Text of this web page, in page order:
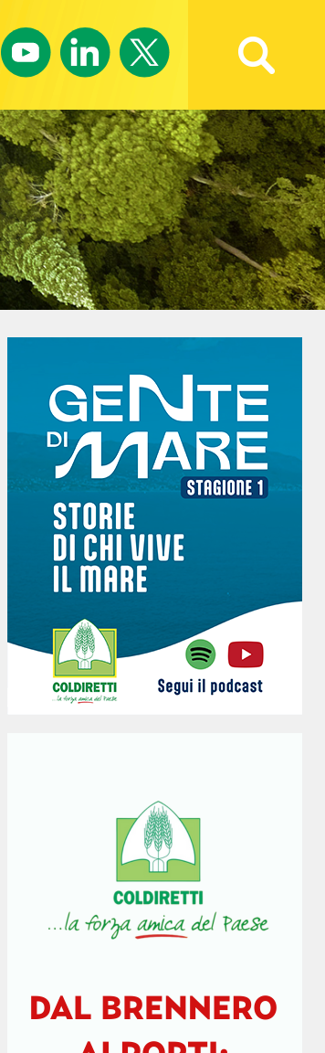
Ricerca avanzata